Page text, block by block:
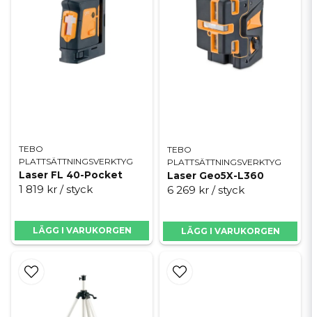
TEBO
PLATTSÄTTNINGSVERKTYG
Laser FL 40-Pocket
1 819 kr / styck
LÄGG I VARUKORGEN
TEBO
PLATTSÄTTNINGSVERKTYG
Laser Geo5X-L360
6 269 kr / styck
LÄGG I VARUKORGEN